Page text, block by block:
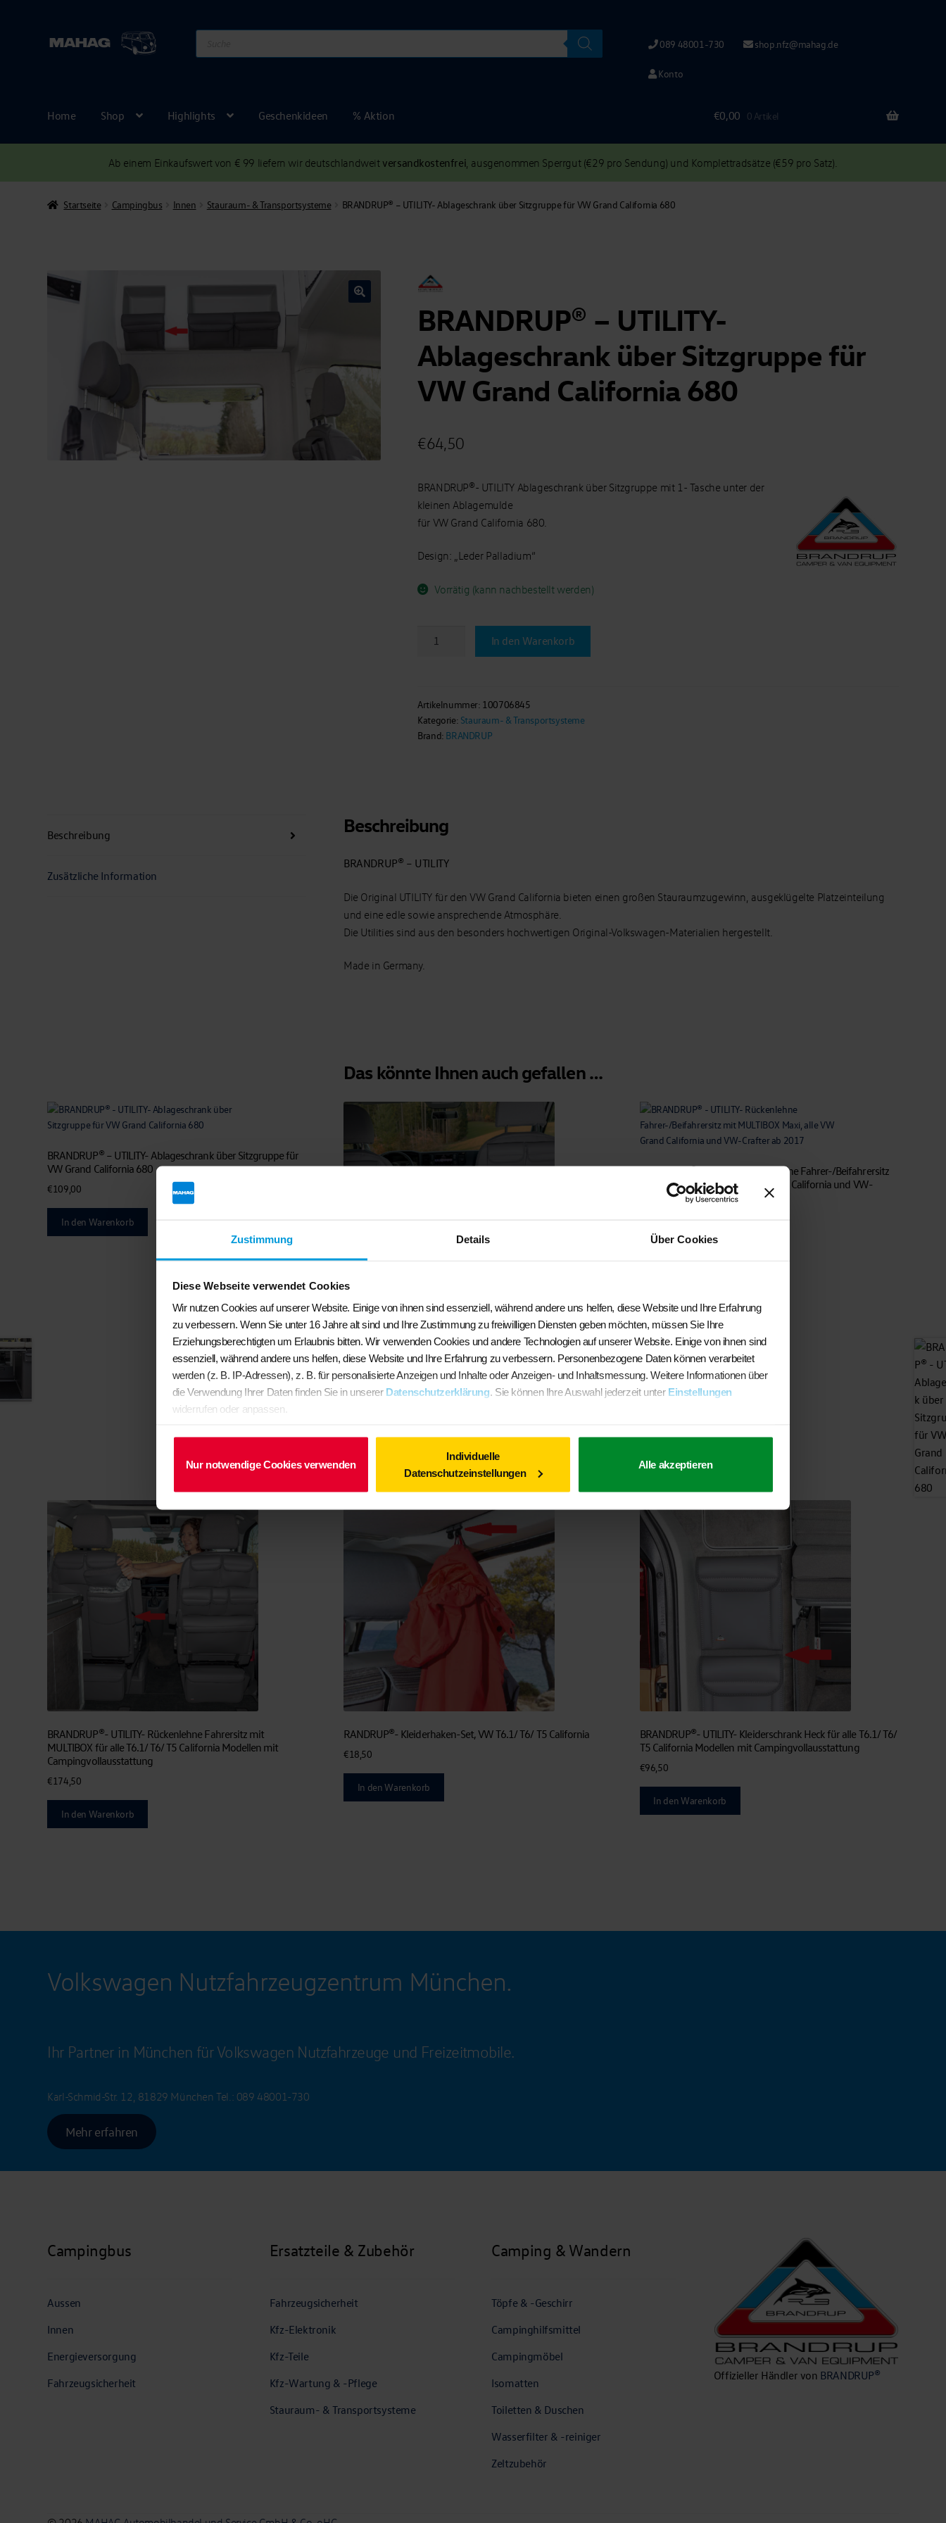
Zustimmung Details Über Cookies
Diese Webseite verwendet Cookies
Wir nutzen Cookies auf unserer Website. Einige von ihnen sind essenziell, während andere uns helfen, diese Website und Ihre Erfahrung
zu verbessern. Wenn Sie unter 16 Jahre alt sind und Ihre Zustimmung zu freiwilligen Diensten geben möchten, müssen Sie Ihre
Erziehungsberechtigten um Erlaubnis bitten. Wir verwenden Cookies und andere Technologien auf unserer Website. Einige von ihnen sind
essenziell, während andere uns helfen, diese Website und Ihre Erfahrung zu verbessern. Personenbezogene Daten können verarbeitet
werden (z. B. IP-Adressen), z. B. für personalisierte Anzeigen und Inhalte oder Anzeigen- und Inhaltsmessung. Weitere Informationen über
die Verwendung Ihrer Daten finden Sie in unserer Datenschutzerklärung. Sie können Ihre Auswahl jederzeit unter Einstellungen
widerrufen oder anpassen.
Nur notwendige Cookies verwenden
Individuelle
Datenschutzeinstellungen
Alle akzeptieren
Products
089 48001-730 shop.nfz@mahag.de
Konto
Home Shop Highlights Geschenkideen % Aktion €0,00 0 Artikel
Ab einem Einkaufswert von € 99 liefern wir deutschlandweit versandkostenfrei , ausgenommen Sperrgut (€29 pro Sendung) und Komplettradsätze (€59 pro Satz).
Startseite Campingbus Innen Stauraum- & Transportsysteme BRANDRUP® – UTILITY- Ablageschrank über Sitzgruppe für VW Grand California 680
BRANDRUP® – UTILITY-
Ablageschrank über Sitzgruppe für
VW Grand California 680
€64,50
BRANDRUP®- UTILITY Ablageschrank über Sitzgruppe mit 1- Tasche unter der
kleinen Ablagemulde
für VW Grand California 680.
Design: „Leder Palladium“
Vorrätig (kann nachbestellt werden)
über
Sitzgruppe
für
Menge
In den Warenkorb
Artikelnummer: 100706845
Kategorie: Stauraum- & Transportsysteme
Brand: BRANDRUP
Beschreibung
Zusätzliche Information
Beschreibung
BRANDRUP® – UTILITY
Die Original UTILITY für den VW Grand California bieten einen großen Stauraumzugewinn, ausgeklügelte Platzeinteilung
und eine edle sowie ansprechende Atmosphäre.
Die Utilities sind aus den besonders hochwertigen Original-Volkswagen-Materialien hergestellt.
Made in Germany.
Das könnte Ihnen auch gefallen …
BRANDRUP® – UTILITY- Ablageschrank über Sitzgruppe für
VW Grand California 680
€109,00
In den Warenkorb
BRANDRUP® – UTILITY- Rückenlehne Fahrer-/Beifahrersitz,
alle VW Grand California und VW-Crafter ab 2017
184,50
BRANDRUP® – UTILITY- Rückenlehne Fahrer-/Beifahrersitz
mit MULTIBOX Maxi, alle VW Grand California und VW-
Crafter ab 2017
Ähnliche Produkte
BRANDRUP®- UTILITY- Rückenlehne Fahrersitz mit
MULTIBOX für alle T6.1/ T6/ T5 California Modellen mit
Campingvollausstattung
€174,50
In den Warenkorb
RANDRUP®- Kleiderhaken-Set, VW T6.1/ T6/ T5 California
€18,50
In den Warenkorb
BRANDRUP®- UTILITY- Kleiderschrank Heck für alle T6.1/ T6/
T5 California Modellen mit Campingvollausstattung
€96,50
In den Warenkorb
Volkswagen Nutzfahrzeugzentrum München.
Ihr Partner in München für Volkswagen Nutzfahrzeuge und Freizeitmobile.
Karl-Schmid-Str. 12, 81829 München Tel.: 089 48001-730
Mehr erfahren
Campingbus
Aussen
Innen
Energieversorgung
Fahrzeugsicherheit
Ersatzteile & Zubehör
Fahrzeugsicherheit
Kfz-Elektronik
Kfz-Teile
Kfz-Wartung & -Pflege
Stauraum- & Transportsysteme
Camping & Wandern
Töpfe & -Geschirr
Campinghilfsmittel
Campingmöbel
Isomatten
Toiletten & Duschen
Wasserfilter & -reiniger
Zeltzubehör
Offizieller Händler von BRANDRUP®